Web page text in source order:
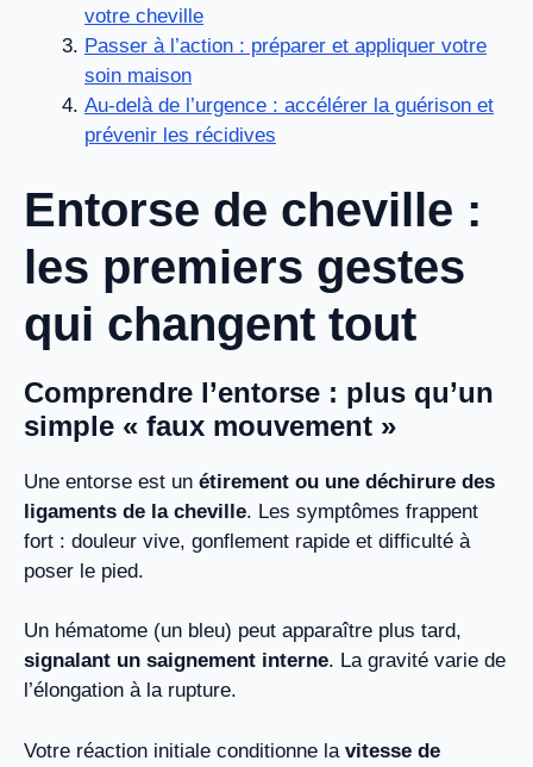
votre cheville
Passer à l’action : préparer et appliquer votre
soin maison
Au-delà de l’urgence : accélérer la guérison et
prévenir les récidives
Entorse de cheville :
les premiers gestes
qui changent tout
Comprendre l’entorse : plus qu’un
simple « faux mouvement »
Une entorse est un étirement ou une déchirure des
ligaments de la cheville. Les symptômes frappent
fort : douleur vive, gonflement rapide et difficulté à
poser le pied.
Un hématome (un bleu) peut apparaître plus tard,
signalant un saignement interne. La gravité varie de
l’élongation à la rupture.
Votre réaction initiale conditionne la vitesse de